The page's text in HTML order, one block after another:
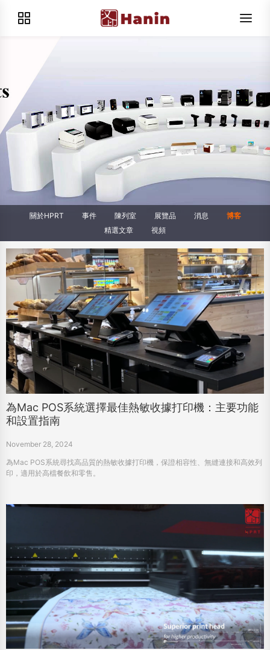
關於HPRT 事件 陳列室 展覽品 消息
博客
精選文章
視頻
為Mac POS系統選擇最佳熱敏收據打印機：主要功能
和設置指南
November 28, 2024
為Mac POS系統尋找高品質的熱敏收據打印機，保證相容性、無縫連接和高效列
印，適用於高檔餐飲和零售。